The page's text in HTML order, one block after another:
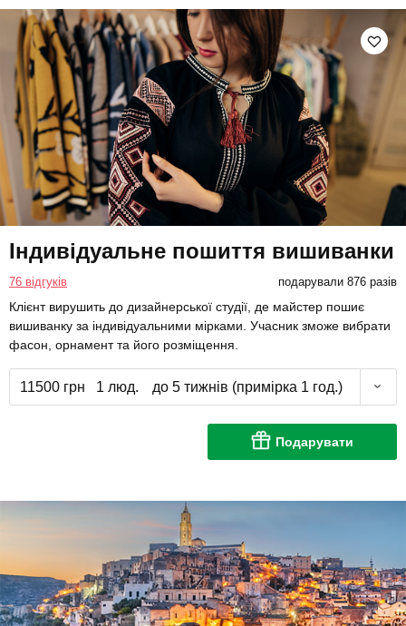
Індивідуальне пошиття вишиванки
76 відгуків подарували 876 разів
Клієнт вирушить до дизайнерської студії, де майстер пошиє
вишиванку за індивідуальними мірками. Учасник зможе вибрати
фасон, орнамент та його розміщення.
11500 грн 1 люд. до 5 тижнів (примірка 1 год.)
Подарувати